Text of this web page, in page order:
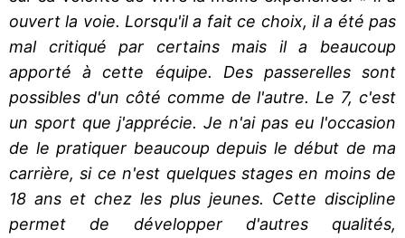
ouvert la voie. Lorsqu'il a fait ce choix, il a été pas
mal critiqué par certains mais il a beaucoup
apporté à cette équipe. Des passerelles sont
possibles d'un côté comme de l'autre. Le 7, c'est
un sport que j'apprécie. Je n'ai pas eu l'occasion
de le pratiquer beaucoup depuis le début de ma
carrière, si ce n'est quelques stages en moins de
18 ans et chez les plus jeunes. Cette discipline
permet de développer d'autres qualités,